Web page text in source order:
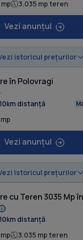
3.035 mp teren
Vezi anunțul
istoricul prețurilor
în Polovragi
distanță
Vezi anunțul
istoricul prețurilor
cu Teren 3035 Mp
distanță
3.035 mp teren